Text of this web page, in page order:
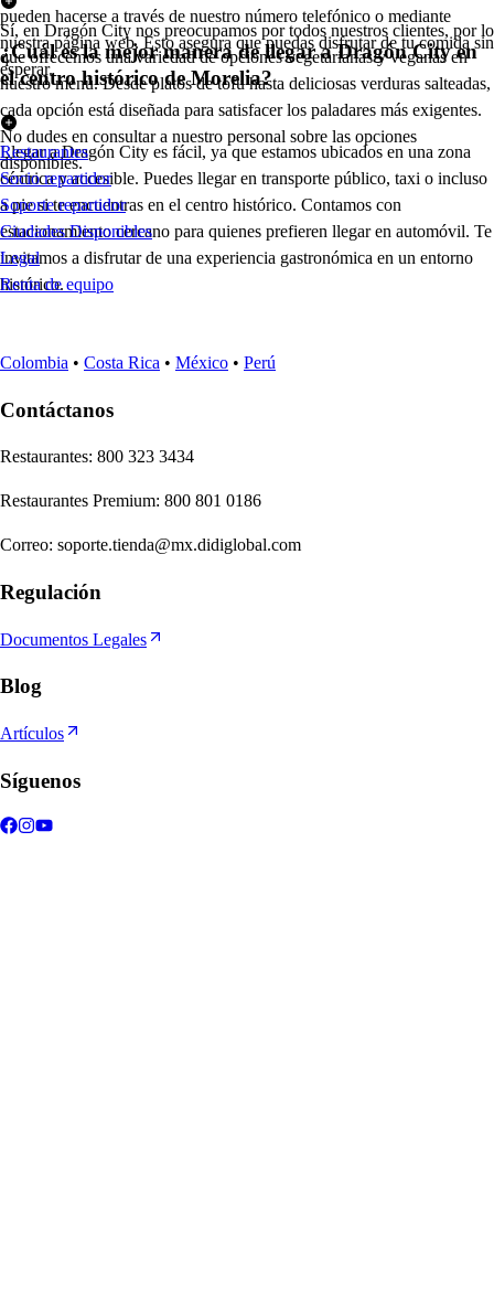
pueden hacerse a través de nuestro número telefónico o mediante
nuestra página web. Esto asegura que puedas disfrutar de tu comida sin
esperar.
Sí, en Dragón City nos preocupamos por todos nuestros clientes, por lo
que ofrecemos una variedad de opciones vegetarianas y veganas en
nuestro menú. Desde platos de tofu hasta deliciosas verduras salteadas,
cada opción está diseñada para satisfacer los paladares más exigentes.
No dudes en consultar a nuestro personal sobre las opciones
disponibles.
¿Cuál es la mejor manera de llegar a Dragón City en
el centro histórico de Morelia?
Llegar a Dragón City es fácil, ya que estamos ubicados en una zona
céntrica y accesible. Puedes llegar en transporte público, taxi o incluso
a pie si te encuentras en el centro histórico. Contamos con
estacionamiento cercano para quienes prefieren llegar en automóvil. Te
invitamos a disfrutar de una experiencia gastronómica en un entorno
histórico.
Restaurantes
Socio repartidor
Soporte repartidor
Ciudades Disponibles
Legal
Renta de equipo
Colombia • Costa Rica • México • Perú
Contáctanos
Restaurantes: 800 323 3434
Restaurantes Premium: 800 801 0186
Correo: soporte.tienda@mx.didiglobal.com
Regulación
Documentos Legales
Blog
Artículos
Síguenos